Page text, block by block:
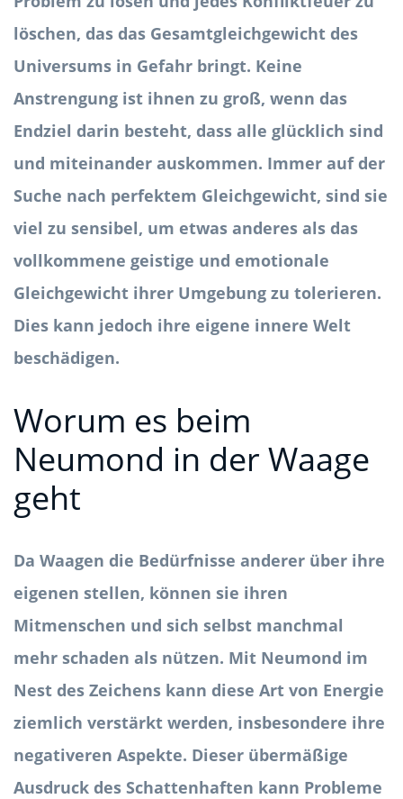
löschen, das das Gesamtgleichgewicht des
Universums in Gefahr bringt. Keine
Anstrengung ist ihnen zu groß, wenn das
Endziel darin besteht, dass alle glücklich sind
und miteinander auskommen. Immer auf der
Suche nach perfektem Gleichgewicht, sind sie
viel zu sensibel, um etwas anderes als das
vollkommene geistige und emotionale
Gleichgewicht ihrer Umgebung zu tolerieren.
Dies kann jedoch ihre eigene innere Welt
beschädigen.
Worum es beim
Neumond in der Waage
geht
Da Waagen die Bedürfnisse anderer über ihre
eigenen stellen, können sie ihren
Mitmenschen und sich selbst manchmal
mehr schaden als nützen. Mit Neumond im
Nest des Zeichens kann diese Art von Energie
ziemlich verstärkt werden, insbesondere ihre
negativeren Aspekte. Dieser übermäßige
Ausdruck des Schattenhaften kann Probleme